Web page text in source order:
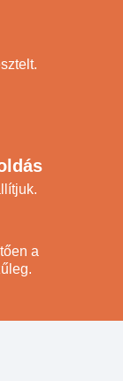
a